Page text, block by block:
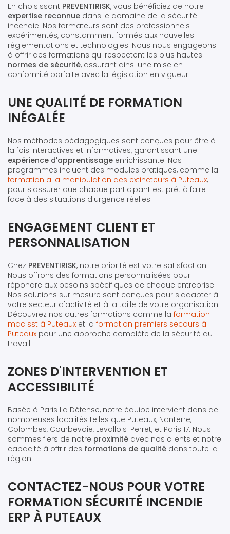
En choisissant PREVENTIRISK, vous bénéficiez de notre
expertise reconnue dans le domaine de la sécurité
incendie. Nos formateurs sont des professionnels
expérimentés, constamment formés aux nouvelles
réglementations et technologies. Nous nous engageons
à offrir des formations qui respectent les plus hautes
normes de sécurité, assurant ainsi une mise en
conformité parfaite avec la législation en vigueur.
UNE QUALITÉ DE FORMATION
INÉGALÉE
Nos méthodes pédagogiques sont conçues pour être à
la fois interactives et informatives, garantissant une
expérience d'apprentissage enrichissante. Nos
programmes incluent des modules pratiques, comme la
formation a la manipulation des extincteurs à Puteaux,
pour s'assurer que chaque participant est prêt à faire
face à des situations d'urgence réelles.
ENGAGEMENT CLIENT ET
PERSONNALISATION
Chez PREVENTIRISK, notre priorité est votre satisfaction.
Nous offrons des formations personnalisées pour
répondre aux besoins spécifiques de chaque entreprise.
Nos solutions sur mesure sont conçues pour s'adapter à
votre secteur d'activité et à la taille de votre organisation.
Découvrez nos autres formations comme la formation
mac sst à Puteaux et la formation premiers secours à
Puteaux pour une approche complète de la sécurité au
travail.
ZONES D'INTERVENTION ET
ACCESSIBILITÉ
Basée à Paris La Défense, notre équipe intervient dans de
nombreuses localités telles que Puteaux, Nanterre,
Colombes, Courbevoie, Levallois-Perret, et Paris 17. Nous
sommes fiers de notre proximité avec nos clients et notre
capacité à offrir des formations de qualité dans toute la
région.
CONTACTEZ-NOUS POUR VOTRE
FORMATION SÉCURITÉ INCENDIE
ERP À PUTEAUX